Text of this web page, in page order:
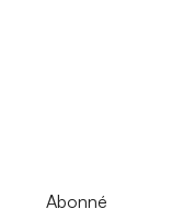
Abonné